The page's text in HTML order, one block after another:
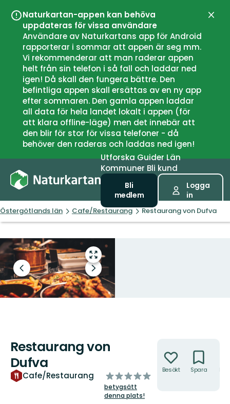
Naturkartan-appen kan behöva
uppdateras för vissa användare
Användare av Naturkartans app för Android
rapporterar i sommar att appen är seg mm.
Vi rekommenderar att man raderar appen
helt från sin telefon i så fall och laddar ned
igen! Då skall den fungera bättre. Den
befintliga appen skall ersättas av en ny app
efter sommaren. Den gamla appen laddar
all data för hela landet lokalt i appen (för
att klara offline-läge) men det innebär att
den blir för stor för vissa telefoner - då
behöver den raderas och laddas ned igen!
UtforskaGuiderLän
Kommuner Bli kund
Bli
medlem
Logga
in
Östergötlands län Cafe/Restaurang Restaurang von Dufva
Gå
till
helskärmsläge
Föregående
bild
Nästa
bildspel
Restaurang von
Dufva
Cafe/Restaurang
av
5
stjärnor
betygsätt
denna plats!
Besökt Spara